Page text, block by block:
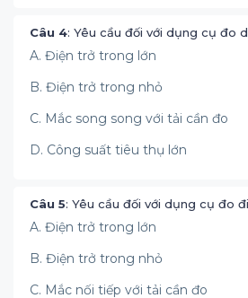
Câu 4: Yêu cầu đối với dụng cụ đo
A. Điện trở trong lớn
B. Điện trở trong nhỏ
C. Mắc song song với tải cần đo
D. Công suất tiêu thụ lớn
Câu 5: Yêu cầu đối với dụng cụ đo
A. Điện trở trong lớn
B. Điện trở trong nhỏ
C. Mắc nối tiếp với tải cần đo